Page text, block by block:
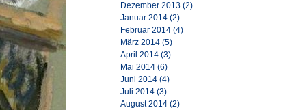
Dezember 2013 (2)
Januar 2014 (2)
Februar 2014 (4)
März 2014 (5)
April 2014 (3)
Mai 2014 (6)
Juni 2014 (4)
Juli 2014 (3)
August 2014 (2)